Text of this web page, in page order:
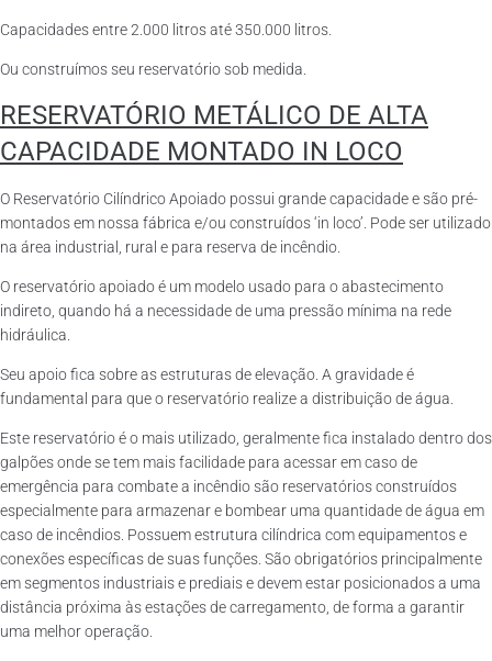
Capacidades entre 2.000 litros até 350.000 litros.
Ou construímos seu reservatório sob medida.
RESERVATÓRIO METÁLICO DE ALTA
CAPACIDADE MONTADO IN LOCO
O Reservatório Cilíndrico Apoiado possui grande capacidade e são pré-
montados em nossa fábrica e/ou construídos ‘in loco’. Pode ser utilizado
na área industrial, rural e para reserva de incêndio.
O reservatório apoiado é um modelo usado para o abastecimento
indireto, quando há a necessidade de uma pressão mínima na rede
hidráulica.
Seu apoio fica sobre as estruturas de elevação. A gravidade é
fundamental para que o reservatório realize a distribuição de água.
Este reservatório é o mais utilizado, geralmente fica instalado dentro dos
galpões onde se tem mais facilidade para acessar em caso de
emergência para combate a incêndio são reservatórios construídos
especialmente para armazenar e bombear uma quantidade de água em
caso de incêndios. Possuem estrutura cilíndrica com equipamentos e
conexões específicas de suas funções. São obrigatórios principalmente
em segmentos industriais e prediais e devem estar posicionados a uma
distância próxima às estações de carregamento, de forma a garantir
uma melhor operação.